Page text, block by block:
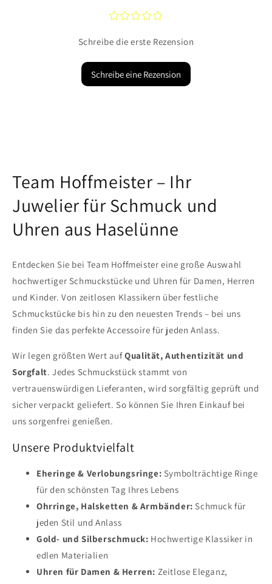
¤¤¤¤¤
Schreibe die erste Rezension
Schreibe eine Rezension
Team Hoffmeister – Ihr
Juwelier für Schmuck und
Uhren aus Haselünne
Entdecken Sie bei Team Hoffmeister eine große Auswahl
hochwertiger Schmuckstücke und Uhren für Damen, Herren
und Kinder. Von zeitlosen Klassikern über festliche
Schmuckstücke bis hin zu den neuesten Trends – bei uns
finden Sie das perfekte Accessoire für jeden Anlass.
Wir legen größten Wert aufQualität, Authentizität und
Sorgfalt. Jedes Schmuckstück stammt von
vertrauenswürdigen Lieferanten, wird sorgfältig geprüft und
sicher verpackt geliefert. So können Sie Ihren Einkauf bei
uns sorgenfrei genießen.
Unsere Produktvielfalt
Eheringe & Verlobungsringe: Symbolträchtige Ringe
für den schönsten Tag Ihres Lebens
Ohrringe, Halsketten & Armbänder: Schmuck für
jeden Stil und Anlass
Gold- und Silberschmuck: Hochwertige Klassiker in
edlen Materialien
Uhren für Damen & Herren: Zeitlose Eleganz,